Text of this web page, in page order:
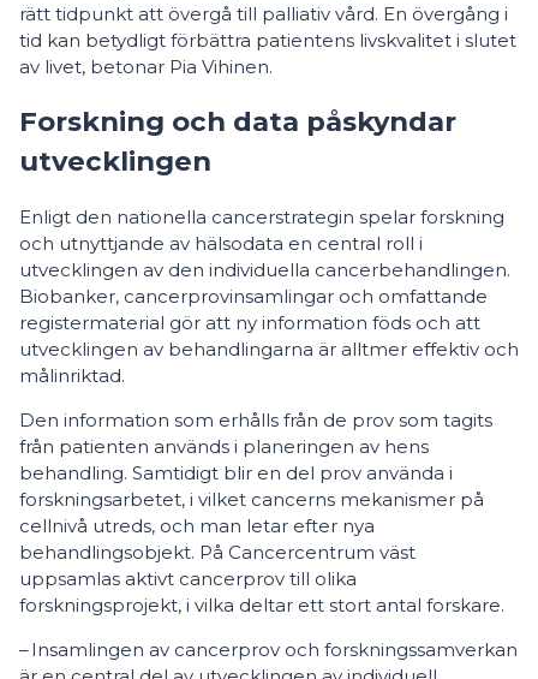
rätt tidpunkt att övergå till palliativ vård. En övergång i
tid kan betydligt förbättra patientens livskvalitet i slutet
av livet, betonar Pia Vihinen.
Forskning och data påskyndar
utvecklingen
Enligt den nationella cancerstrategin spelar forskning
och utnyttjande av hälsodata en central roll i
utvecklingen av den individuella cancerbehandlingen.
Biobanker, cancerprovinsamlingar och omfattande
registermaterial gör att ny information föds och att
utvecklingen av behandlingarna är alltmer effektiv och
målinriktad.
Den information som erhålls från de prov som tagits
från patienten används i planeringen av hens
behandling. Samtidigt blir en del prov använda i
forskningsarbetet, i vilket cancerns mekanismer på
cellnivå utreds, och man letar efter nya
behandlingsobjekt. På Cancercentrum väst
uppsamlas aktivt cancerprov till olika
forskningsprojekt, i vilka deltar ett stort antal forskare.
– Insamlingen av cancerprov och forskningssamverkan